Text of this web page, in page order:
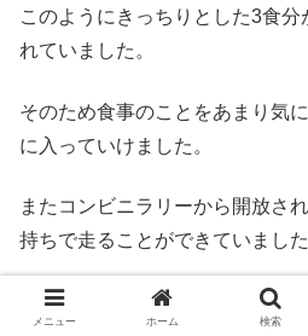
このようにきっちりとした3食分
れていました。
そのため食事のことをあまり気
に入っていけました。
またコンビニラリーから開放さ
持ちで走ることができていました
まとめ：自転車キャン
メニュー ホーム 検索